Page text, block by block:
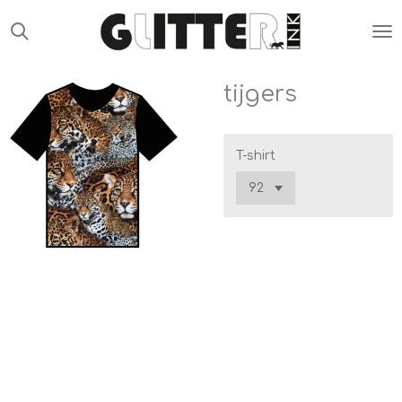
direct
hoofdinhoud
tijgers
T-shirt